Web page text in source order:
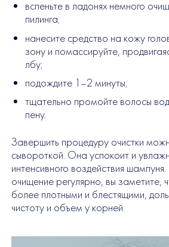
вспеньте в ладонях немного
пилинга;
нанесите средство на кожу
зону и помассируйте,
лбу;
подождите 1–2 минуты;
тщательно промойте волосы
пену.
Завершить процедуру очистки
сывороткой. Она успокоит и
интенсивного воздействия
очищение регулярно, вы заметите,
более плотными и блестящими,
чистоту и объем у корней.